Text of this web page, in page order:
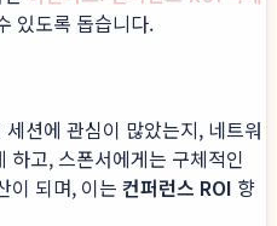
있도록 돕습니다.
션에 관심이 많았는지, 네트워
하고, 스폰서에게는 구체적인
이 되며, 이는 컨퍼런스 ROI 향